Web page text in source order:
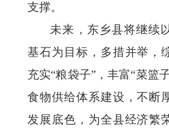
支撑。
未来，东乡县将继续
基石为目标，多措并举，
充实“粮袋子”，丰富“菜篮
食物供给体系建设，不断
发展底色，为全县经济繁